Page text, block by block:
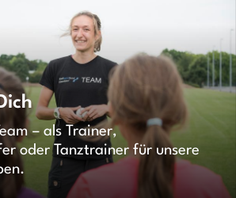
– als Trainer,
oder Tanztrainer für unsere